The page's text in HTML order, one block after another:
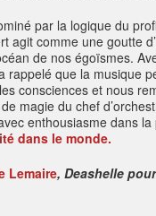
par la logique du
agit comme une goutte
de nos égoïsmes.
rappelé que la musique
consciences et nous
magie du chef
enthousiasme dans
dans le monde.
Lemaire, Deashelle